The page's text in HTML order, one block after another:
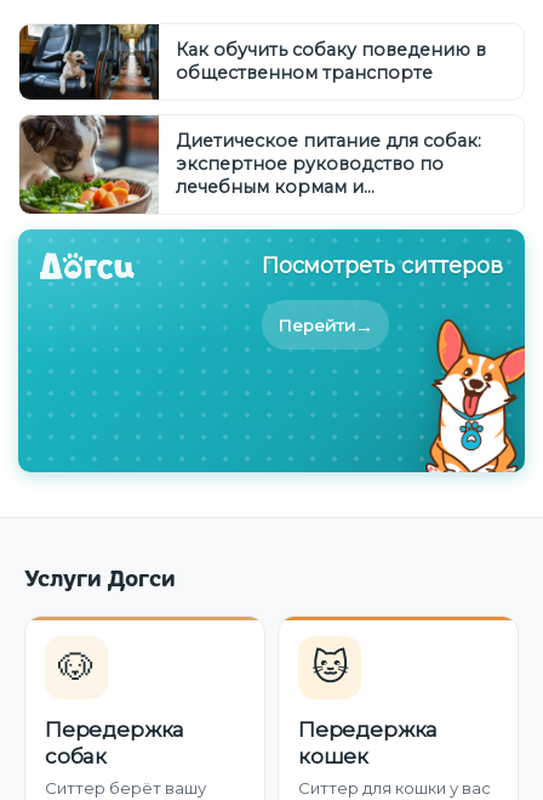
Как обучить собаку поведению в
общественном транспорте
Диетическое питание для собак:
экспертное руководство по
лечебным кормам и
Посмотреть ситтеров
Перейти→
Услуги Догси
🐶
Передержка
собак
Ситтер берёт вашу
🐱
Передержка
кошек
Ситтер для кошки у вас